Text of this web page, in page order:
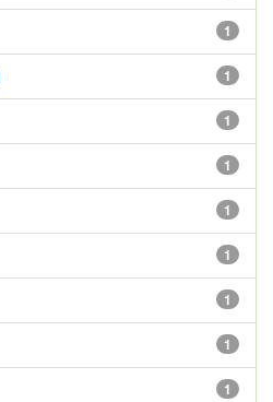
1
1
1
1
1
1
1
1
1